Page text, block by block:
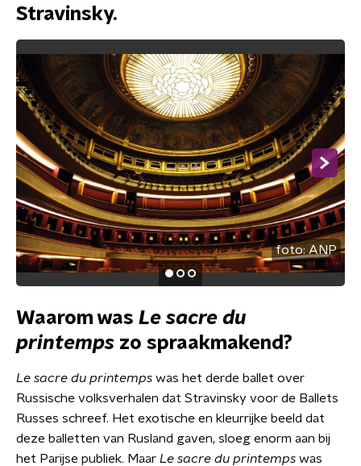
Stravinsky.
foto: ANP
Waarom was Le sacre du
printemps zo spraakmakend?
Le sacre du printemps was het derde ballet over
Russische volksverhalen dat Stravinsky voor de Ballets
Russes schreef. Het exotische en kleurrijke beeld dat
deze balletten van Rusland gaven, sloeg enorm aan bij
het Parijse publiek. Maar Le sacre du printemps was